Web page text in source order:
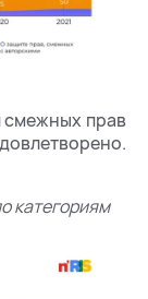
смежных прав
категориям